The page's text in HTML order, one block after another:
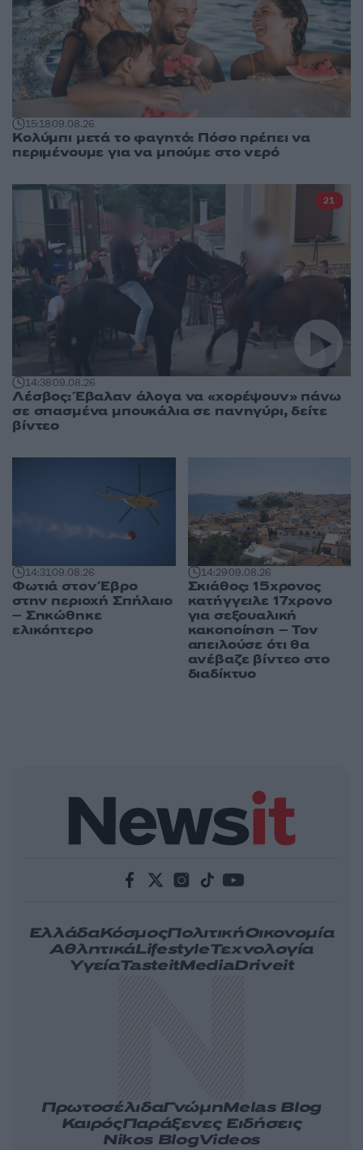
15:1809.08.26
Κολύμπι μετά το φαγητό: Πόσο πρέπει να
περιμένουμε για να μπούμε στο νερό
14:3809.08.26
Λέσβος: Έβαλαν άλογα να «χορέψουν» πάνω
σε σπασμένα μπουκάλια σε πανηγύρι, δείτε
βίντεο
21
14:3109.08.26
Φωτιά στον Έβρο
στην περιοχή Σπήλαιο
– Σηκώθηκε
ελικόπτερο
14:2909.08.26
Σκιάθος: 15χρονος
κατήγγειλε 17χρονο
για σεξουαλική
κακοποίηση – Τον
απειλούσε ότι θα
ανέβαζε βίντεο στο
διαδίκτυο
ΕλλάδαΚόσμοςΠολιτικήΟικονομία
ΑθλητικάLifestyleΤεχνολογία
ΥγείαTasteitMediaDriveit
ΠρωτοσέλιδαΓνώμηMelas Blog
ΚαιρόςΠαράξενες Ειδήσεις
Nikos BlogVideos